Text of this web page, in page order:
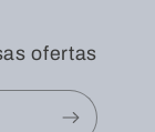
ofertas